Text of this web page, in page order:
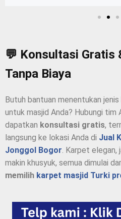
💬 Konsultasi Gratis
Tanpa Biaya
Butuh bantuan menentukan
untuk masjid Anda? Hubungi tim
dapatkan konsultasi gratis,
langsung ke lokasi Anda di Jual
Jonggol Bogor. Karpet elegan,
makin khusyuk, semua dimulai
memilih karpet masjid Turki